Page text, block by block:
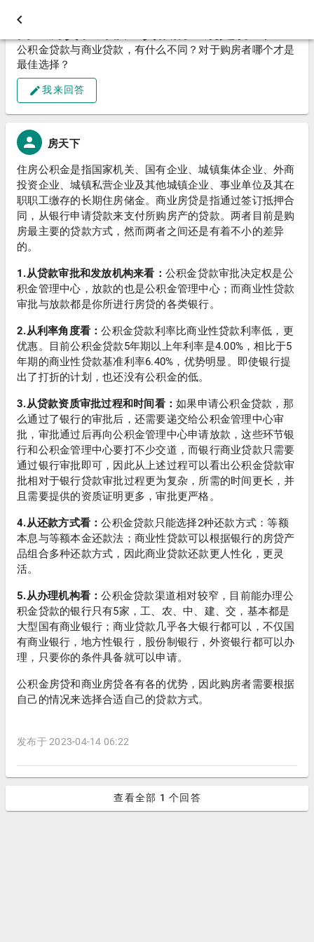
公积金贷款与商业贷款，有什么不同？对于购房者哪个才是
最佳选择？
我来回答
房天下
住房公积金是指国家机关、国有企业、城镇集体企业、外商
投资企业、城镇私营企业及其他城镇企业、事业单位及其在
职职工缴存的长期住房储金。商业房贷是指通过签订抵押合
同，从银行申请贷款来支付所购房产的贷款。两者目前是购
房最主要的贷款方式，然而两者之间还是有着不小的差异
的。
1.从贷款审批和发放机构来看： 公积金贷款审批决定权是公
积金管理中心，放款的也是公积金管理中心；而商业性贷款
审批与放款都是你所进行房贷的各类银行。
2.从利率角度看：公积金贷款利率比商业性贷款利率低，更
优惠。目前公积金贷款5年期以上年利率是4.00%，相比于5
年期的商业性贷款基准利率6.40%，优势明显。即使银行提
出了打折的计划，也还没有公积金的低。
3.从贷款资质审批过程和时间看： 如果申请公积金贷款，那
么通过了银行的审批后，还需要递交给公积金管理中心审
批，审批通过后再向公积金管理中心申请放款，这些环节银
行和公积金管理中心要打不少交道，而银行商业贷款只需要
通过银行审批即可，因此从上述过程可以看出公积金贷款审
批相对于银行贷款审批过程更为复杂，所需的时间更长，并
且需要提供的资质证明更多，审批更严格。
4.从还款方式看：公积金贷款只能选择2种还款方式：等额
本息与等额本金还款法；商业性贷款可以根据银行的房贷产
品组合多种还款方式，因此商业贷款还款更人性化，更灵
活。
5.从办理机构看：公积金贷款渠道相对较窄，目前能办理公
积金贷款的银行只有5家，工、农、中、建、交，基本都是
大型国有商业银行；商业贷款几乎各大银行都可以，不仅国
有商业银行，地方性银行，股份制银行，外资银行都可以办
理，只要你的条件具备就可以申请。
公积金房贷和商业房贷各有各的优势，因此购房者需要根据
自己的情况来选择合适自己的贷款方式。
发布于 2023-04-14 06:22
查看全部 1 个回答